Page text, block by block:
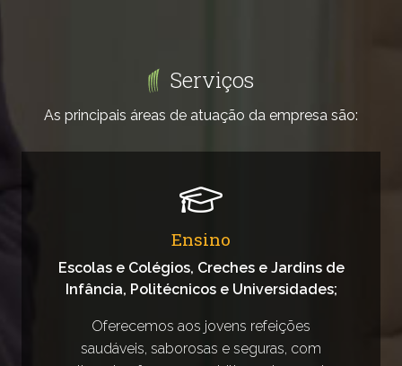
Serviços
As principais áreas de atuação da empresa são:
Ensino
Escolas e Colégios, Creches e Jardins de
Infância, Politécnicos e Universidades;
Oferecemos aos jovens refeições
saudáveis, saborosas e seguras, com